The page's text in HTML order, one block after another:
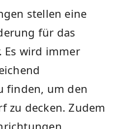
stellen eine
für das
Es‍ wird immer
finden, um den
zu decken. Zudem⁢